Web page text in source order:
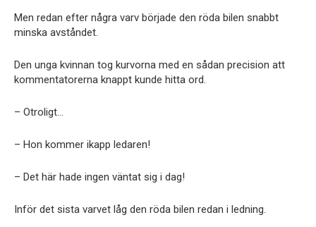
Men redan efter några varv började den röda bilen snabbt
minska avståndet.
Den unga kvinnan tog kurvorna med en sådan precision att
kommentatorerna knappt kunde hitta ord.
– Otroligt…
– Hon kommer ikapp ledaren!
– Det här hade ingen väntat sig i dag!
Inför det sista varvet låg den röda bilen redan i ledning.